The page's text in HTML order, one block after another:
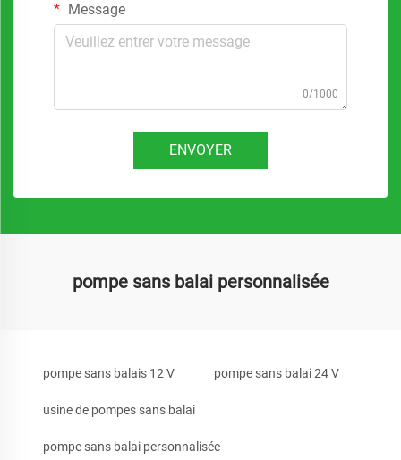
Message
0/1000
ENVOYER
pompe sans balai personnalisée
pompe sans balais 12 V pompe sans balai 24 V
usine de pompes sans balai
pompe sans balai personnalisée